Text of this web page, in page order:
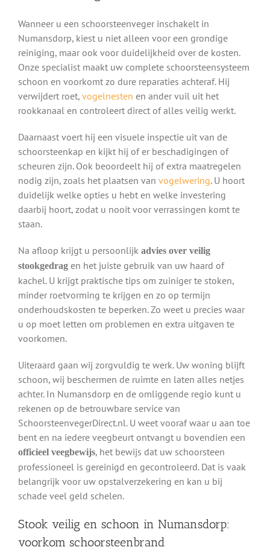
Wanneer u een schoorsteenveger inschakelt in
Numansdorp, kiest u niet alleen voor een grondige
reiniging, maar ook voor duidelijkheid over de kosten.
Onze specialist maakt uw complete schoorsteensysteem
schoon en voorkomt zo dure reparaties achteraf. Hij
verwijdert roet, vogelnesten en ander vuil uit het
rookkanaal en controleert direct of alles veilig werkt.
Daarnaast voert hij een visuele inspectie uit van de
schoorsteenkap en kijkt hij of er beschadigingen of
scheuren zijn. Ook beoordeelt hij of extra maatregelen
nodig zijn, zoals het plaatsen van vogelwering. U hoort
duidelijk welke opties u hebt en welke investering
daarbij hoort, zodat u nooit voor verrassingen komt te
staan.
Na afloop krijgt u persoonlijk advies over veilig
stookgedragen het juiste gebruik van uw haard of
kachel. U krijgt praktische tips om zuiniger te stoken,
minder roetvorming te krijgen en zo op termijn
onderhoudskosten te beperken. Zo weet u precies waar
u op moet letten om problemen en extra uitgaven te
voorkomen.
Uiteraard gaan wij zorgvuldig te werk. Uw woning blijft
schoon, wij beschermen de ruimte en laten alles netjes
achter. In Numansdorp en de omliggende regio kunt u
rekenen op de betrouwbare service van
SchoorsteenvegerDirect.nl. U weet vooraf waar u aan toe
bent en na iedere veegbeurt ontvangt u bovendien een
officieel veegbewijs, het bewijs dat uw schoorsteen
professioneel is gereinigd en gecontroleerd. Dat is vaak
belangrijk voor uw opstalverzekering en kan u bij
schade veel geld schelen.
Stook veilig en schoon in Numansdorp:
voorkom schoorsteenbrand